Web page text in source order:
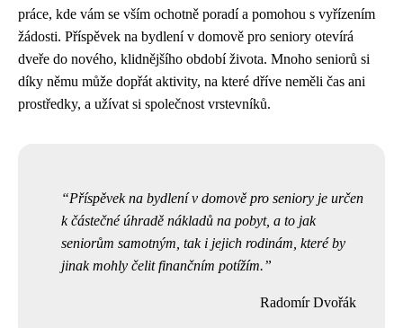
práce, kde vám se vším ochotně poradí a pomohou s vyřízením
žádosti. Příspěvek na bydlení v domově pro seniory otevírá
dveře do nového, klidnějšího období života. Mnoho seniorů si
díky němu může dopřát aktivity, na které dříve neměli čas ani
prostředky, a užívat si společnost vrstevníků.
Příspěvek na bydlení v domově pro seniory je určen
k částečné úhradě nákladů na pobyt, a to jak
seniorům samotným, tak i jejich rodinám, které by
jinak mohly čelit finančním potížím.
Radomír Dvořák